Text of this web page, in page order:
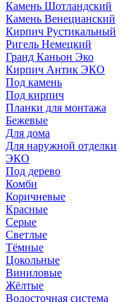
Камень Шотландский
Камень Венецианский
Кирпич Рустикальный
Ригель Немецкий
Гранд Каньон Эко
Кирпич Антик ЭКО
Под камень
Под кирпич
Планки для монтажа
Бежевые
Для дома
Для наружной отделки
ЭКO
Под дерево
Комби
Коричневые
Красные
Серые
Светлые
Тёмные
Цокольные
Виниловые
Жёлтые
Водосточная система